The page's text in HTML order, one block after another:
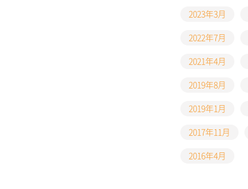
2023年3月
2022年7月
2021年4月
2019年8月
2019年1月
2017年11月
2016年4月